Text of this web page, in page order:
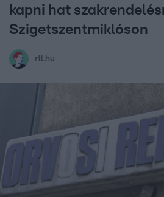
kapni hat
Szigetszentmiklóson
rtl.hu